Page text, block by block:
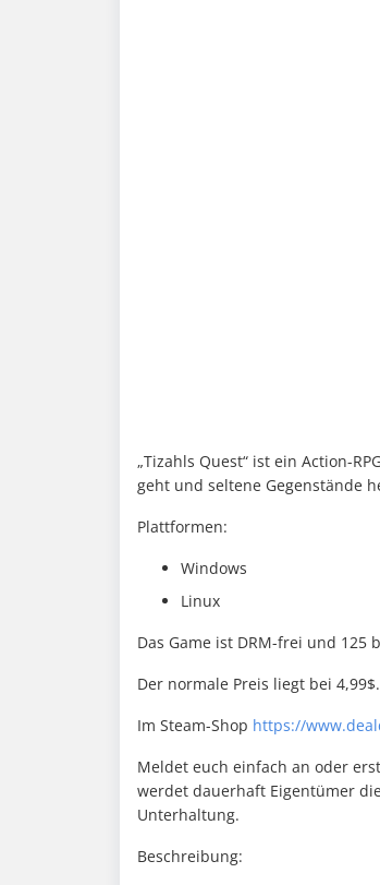
„Tizahls Quest“ ist ein Action-
geht und seltene Gegenstände
Plattformen:
Windows
Linux
Das Game ist DRM-frei und 125
Der normale Preis liegt bei 4,99$.
Im Steam-Shop https://
Meldet euch einfach an oder
werdet dauerhaft Eigentümer
Unterhaltung.
Beschreibung: